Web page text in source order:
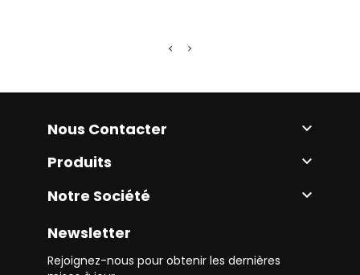
Nous Contacter 
Produits 
Notre Société 
Newsletter
Rejoignez-nous pour obtenir les dernières